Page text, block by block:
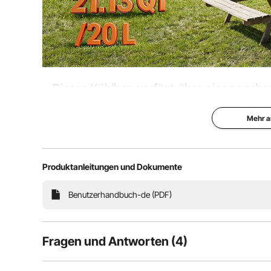
Dieser Kühlbox verfügt über einen
die Lagerung bei hohen als auch bei
kurze
Idealer Autokühlschrank
Mehr
Produktanleitungen und Dokumente
Benutzerhandbuch-de (PDF)
Fragen und Antworten (4)